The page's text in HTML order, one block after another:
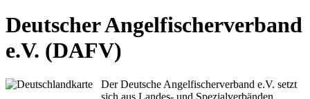
Deutscher Angelfischerverband
e.V. (DAFV)
Der Deutsche Angelfischerverband e.V. setzt
sich aus Landes- und Spezialverbänden